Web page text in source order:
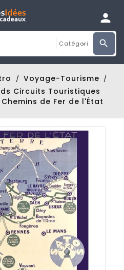
Voyage-Tourisme
Circuits Touristiques
de Fer de l'État